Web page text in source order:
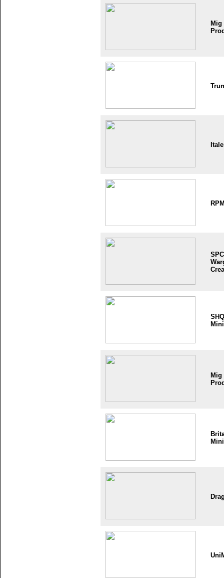
Mig
SPC
SHQ
Mig